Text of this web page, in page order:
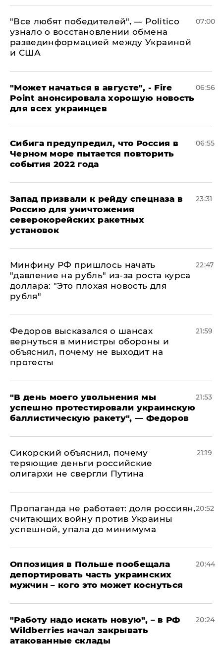
​"Все любят победителей", — Politico
узнало о восстановлении обмена
развединформацией между Украиной
и США
07:00
"Может начаться в августе", - Fire
Point анонсировала хорошую новость
для всех украинцев
06:56
Сибига предупредил, что Россия в
Черном море пытается повторить
события 2022 года
06:55
Запад призвали к рейду спецназа в
Россию для уничтожения
северокорейских ракетных
установок
23:31
Минфину РФ пришлось начать
"давление на рубль" из-за роста курса
доллара: "Это плохая новость для
рубля"
22:47
Федоров высказался о шансах
вернуться в министры обороны и
объяснил, почему не выходит на
протесты
21:59
​"В день моего увольнения мы
успешно протестировали украинскую
баллистическую ракету", — Федоров
21:53
Сикорский объяснил, почему
теряющие деньги российские
олигархи не свергли Путина
21:19
​Пропаганда не работает: доля россиян,
считающих войну против Украины
успешной, упала до минимума
20:52
Оппозиция в Польше пообещала
депортировать часть украинских
мужчин – кого это может коснуться
20:44
"Работу надо искать новую", – в РФ
Wildberries начал закрывать
атакованные склады
20:24